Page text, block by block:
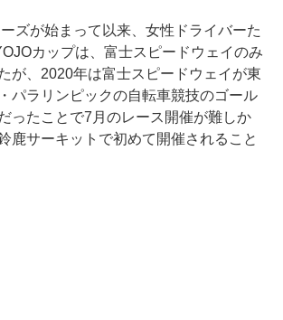
ズが始まって以来、女性ドライバーた
カップは、富士スピードウェイのみ
が、2020年は富士スピードウェイが東
パラリンピックの自転車競技のゴール
ったことで7月のレース開催が難しか
鹿サーキットで初めて開催されること